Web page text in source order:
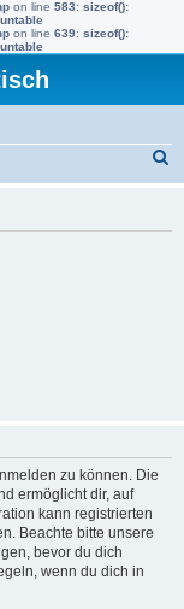
on line 583: sizeof():
on line 639: sizeof():
zu können. Die
ermöglicht dir, auf
kann registrierten
Beachte bitte unsere
bevor du dich
wenn du dich in